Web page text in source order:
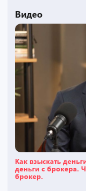
Видео
Как взыскать
деньги с брокера.
брокер.